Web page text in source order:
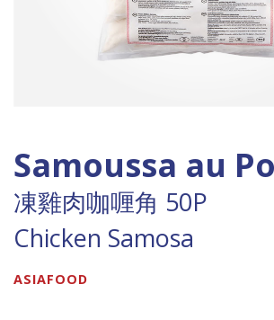
Samoussa au
凍雞肉咖喱角 50P
Chicken Samosa
ASIAFOOD